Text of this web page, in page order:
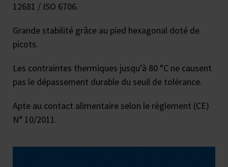
12681 / ISO 6706.
Grande stabilité grâce au pied hexagonal doté de
picots.
Les contraintes thermiques jusqu’à 80 °C ne causent
pas le dépassement durable du seuil de tolérance.
Apte au contact alimentaire selon le règlement (CE)
N° 10/2011.